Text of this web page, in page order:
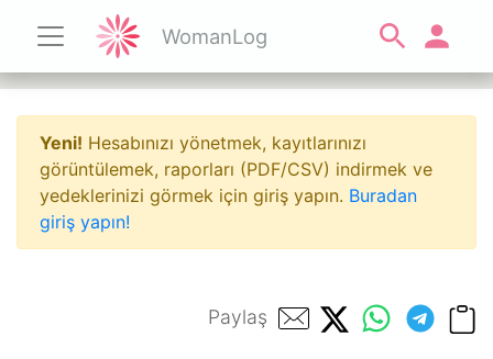
WomanLog
Yeni! Hesabınızı yönetmek, kayıtlarınızı
görüntülemek, raporları (PDF/CSV) indirmek ve
yedeklerinizi görmek için giriş yapın. Buradan
giriş yapın!
Paylaş